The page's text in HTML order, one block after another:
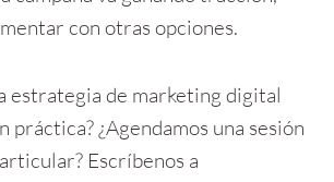
con otras opciones.
estrategia de marketing digital
¿Agendamos una sesión